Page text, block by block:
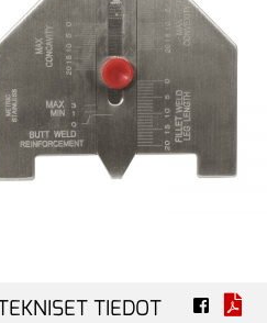
TIEDOT